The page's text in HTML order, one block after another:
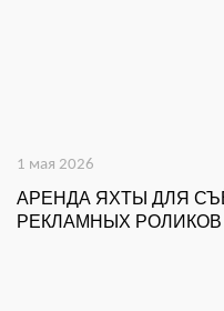
1 мая 2026
АРЕНДА ЯХТЫ ДЛЯ
РЕКЛАМНЫХ РОЛИКОВ